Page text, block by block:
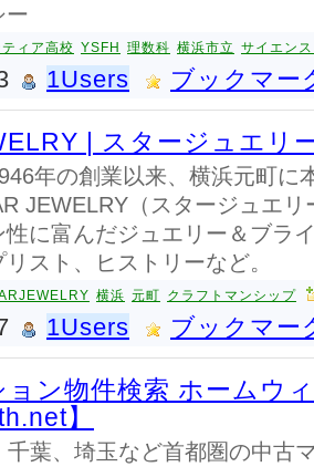
ー
ィア高校 YSFH 理数科 横浜市立 サイエン
1Users ブックマー
| スタージュエリ
年の創業以来、横浜元町に
JEWELRY（スタージュエ
性に富んだジュエリー＆ブラ
スト、ヒストリーなど。
横浜 元町 クラフトマンシップ
1Users ブックマー
ョン物件検索 ホームウ
】
千葉、埼玉など首都圏の中古